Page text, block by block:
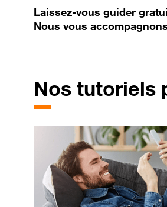
Laissez-vous guider
Nous vous
Nos tutoriels